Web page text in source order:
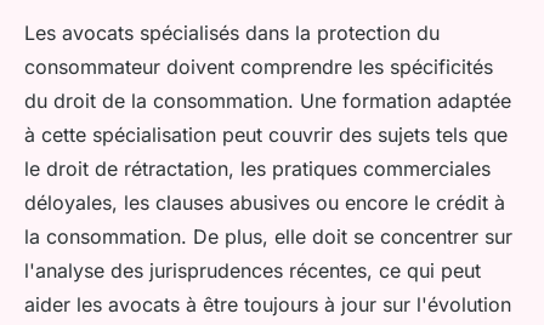
Les avocats spécialisés dans la protection du
consommateur doivent comprendre les spécificités
du droit de la consommation. Une formation adaptée
à cette spécialisation peut couvrir des sujets tels que
le droit de rétractation, les pratiques commerciales
déloyales, les clauses abusives ou encore le crédit à
la consommation. De plus, elle doit se concentrer sur
l'analyse des jurisprudences récentes, ce qui peut
aider les avocats à être toujours à jour sur l'évolution